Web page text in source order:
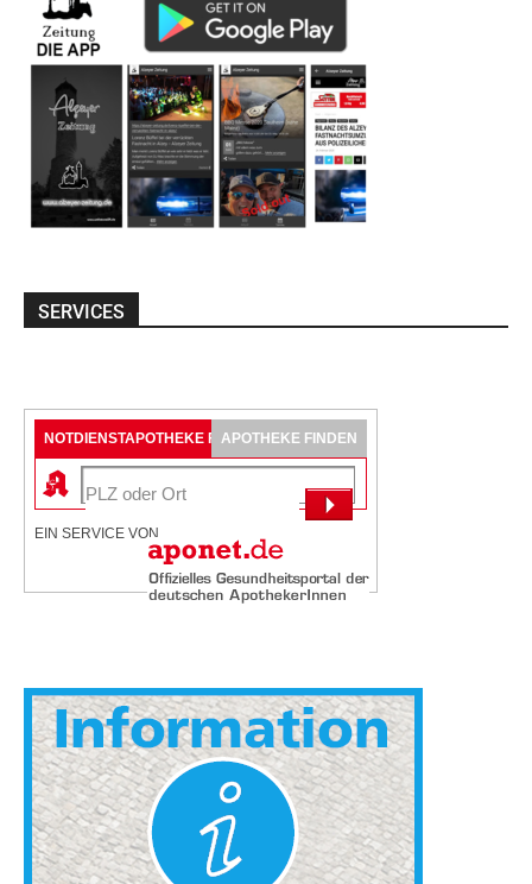
SERVICES
NOTDIENSTAPOTHEKE FINDENAPOTHEKE FINDEN
EIN SERVICE VON